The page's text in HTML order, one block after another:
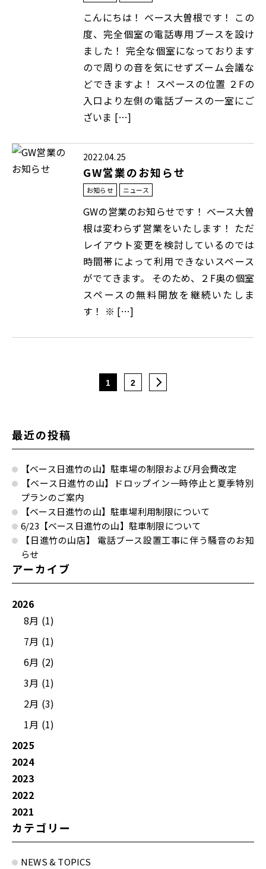
こんにちは！ ベース大曽根です！ この
度、完全個室の電話専用ブースを設け
ました！ 完全な個室になっております
ので周りの音を気にせずズーム会議な
どできますよ！ スペースの位置 ２Fの
入口より左側の電話ブースの一室にご
ざいま […]
2022.04.25
GW営業のお知らせ
お知らせ ニュース
GWの営業のお知らせです！ ベース大曽
根は変わらず営業をいたします！ ただ
レイアウト変更を検討しているのでは
時間帯によって利用できないスペース
がでてきます。 そのため、２F奥の個室
スペースの無料開放を継続いたしま
す！ ※ […]
1 2
最近の投稿
【ベース日進竹の山】駐車場の制限および月会費改定
【ベース日進竹の山】ドロップイン一時停止と夏季特別
プランのご案内
【ベース日進竹の山】駐車場利用制限について
6/23【ベース日進竹の山】駐車制限について
【日進竹の山店】 電話ブース設置工事に伴う騒音のお知
らせ
アーカイブ
2026
8月 (1)
7月 (1)
6月 (2)
3月 (1)
2月 (3)
1月 (1)
2025
2024
2023
2022
2021
カテゴリー
NEWS & TOPICS